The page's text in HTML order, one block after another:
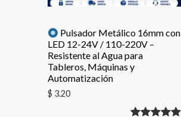
Pulsador Metálico 16mm con
LED 12-24V / 110-220V –
Resistente al Agua para
Tableros, Máquinas y
Automatización
$ 3.20